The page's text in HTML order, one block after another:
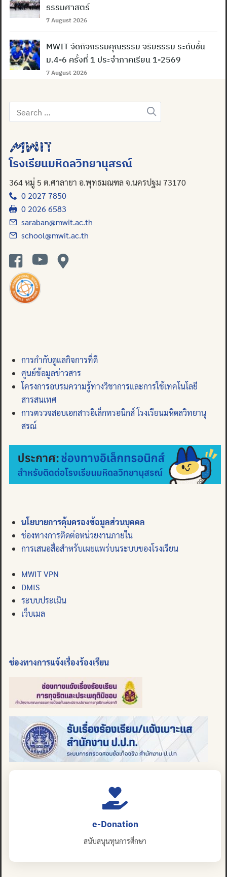
ธรรมศาสตร์
7 August 2026
MWIT จัดกิจกรรมคุณธรรม จริยธรรม ระดับชั้น
ม.4-6 ครั้งที่ 1 ประจำภาคเรียน 1-2569
7 August 2026
Search
for:
โรงเรียนมหิดลวิทยานุสรณ์
364 หมู่ 5 ต.ศาลายา อ.พุทธมณฑล จ.นครปฐม 73170
0 2027 7850
0 2026 6583
saraban@mwit.ac.th
school@mwit.ac.th
การกำกับดูแลกิจการที่ดี
ศูนย์ข้อมูลข่าวสาร
โครงการอบรมความรู้ทางวิชาการและการใช้เทคโนโลยี
สารสนเทศ
การตรวจสอบเอกสารอิเล็กทรอนิกส์ โรงเรียนมหิดลวิทยานุ
สรณ์
นโยบายการคุ้มครองข้อมูลส่วนบุคคล
ช่องทางการติดต่อหน่วยงานภายใน
การเสนอสื่อสำหรับเผยแพร่บนระบบของโรงเรียน
MWIT VPN
DMIS
ระบบประเมิน
เว็บเมล
ช่องทางการแจ้งเรื่องร้องเรียน
e-Donation
สนับสนุนทุนการศึกษา